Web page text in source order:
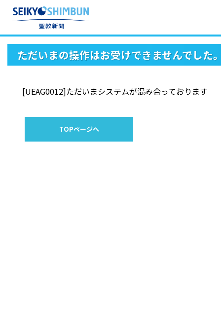
ただいまの操作はお受けできませんでした
[UEAG0012]ただいまシステムが混み合っております
TOPページへ